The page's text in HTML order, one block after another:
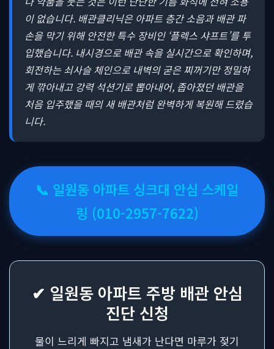
이 없습니다. 배관클리닉은 아파트 층간 소음과 배관 파
손을 막기 위해 안전한 특수 장비인 ‘플렉스 샤프트’를 투
입했습니다. 내시경으로 배관 속을 실시간으로 확인하며,
회전하는 쇠사슬 체인으로 내벽의 굳은 찌꺼기만 정밀하
게 깎아내고 강력 석션기로 뽑아내어, 좁아졌던 배관을
처음 입주했을 때의 새 배관처럼 완벽하게 복원해 드렸습
니다.
📞 일원동 아파트 싱크대 안심 스케일
링 (010-2957-7622)
✔ 일원동 아파트 주방 배관 안심
진단 신청
물이 느리게 빠지고 냄새가 난다면 마루가 젖기